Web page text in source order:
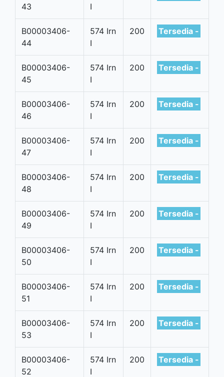
43
I
B00003406-
44
574 Irn
I
200 Tersedia -
B00003406-
45
574 Irn
I
200 Tersedia -
B00003406-
46
574 Irn
I
200 Tersedia -
B00003406-
47
574 Irn
I
200 Tersedia -
B00003406-
48
574 Irn
I
200 Tersedia -
B00003406-
49
574 Irn
I
200 Tersedia -
B00003406-
50
574 Irn
I
200 Tersedia -
B00003406-
51
574 Irn
I
200 Tersedia -
B00003406-
53
574 Irn
I
200 Tersedia -
B00003406-
52
574 Irn
I
200 Tersedia -